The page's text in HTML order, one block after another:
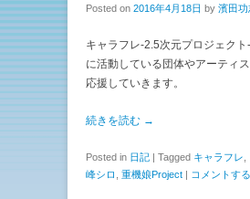
Posted on 2016年4月18日 by 濱田功
キャラフレ-2.5次元プロジェク
に活動している団体やアーティ
応援していきます。
続きを読む →
Posted in 日記 Tagged キャラフレ
峰シロ
重機娘Project コメントする